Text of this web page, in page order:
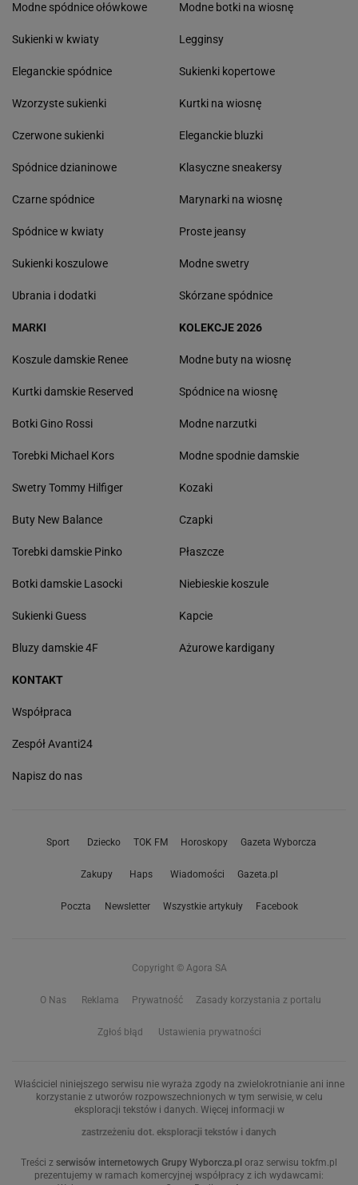
Modne spódnice ołówkowe
Sukienki w kwiaty
Eleganckie spódnice
Wzorzyste sukienki
Czerwone sukienki
Spódnice dzianinowe
Czarne spódnice
Spódnice w kwiaty
Sukienki koszulowe
Ubrania i dodatki
Modne botki na wiosnę
Legginsy
Sukienki kopertowe
Kurtki na wiosnę
Eleganckie bluzki
Klasyczne sneakersy
Marynarki na wiosnę
Proste jeansy
Modne swetry
Skórzane spódnice
MARKI
Koszule damskie Renee
Kurtki damskie Reserved
Botki Gino Rossi
Torebki Michael Kors
Swetry Tommy Hilfiger
Buty New Balance
Torebki damskie Pinko
Botki damskie Lasocki
Sukienki Guess
Bluzy damskie 4F
KOLEKCJE 2026
Modne buty na wiosnę
Spódnice na wiosnę
Modne narzutki
Modne spodnie damskie
Kozaki
Czapki
Płaszcze
Niebieskie koszule
Kapcie
Ażurowe kardigany
KONTAKT
Współpraca
Zespół Avanti24
Napisz do nas
Sport Dziecko TOK FM Horoskopy Gazeta Wyborcza
Zakupy Haps Wiadomości Gazeta.pl
Poczta Newsletter Wszystkie artykuły Facebook
Copyright © Agora SA
O Nas Reklama Prywatność Zasady korzystania z portalu
Zgłoś błąd Ustawienia prywatności
Właściciel niniejszego serwisu nie wyraża zgody na zwielokrotnianie ani inne
korzystanie z utworów rozpowszechnionych w tym serwisie, w celu
eksploracji tekstów i danych. Więcej informacji w
zastrzeżeniu dot. eksploracji tekstów i danych
Treści z serwisów internetowych Grupy Wyborcza.pl oraz serwisu tokfm.pl
prezentujemy w ramach komercyjnej współpracy z ich wydawcami: